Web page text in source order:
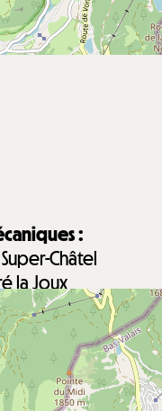
:
Châtel
la Joux
de Châtel :
Châtel
Forme d'O :
Forme d'O